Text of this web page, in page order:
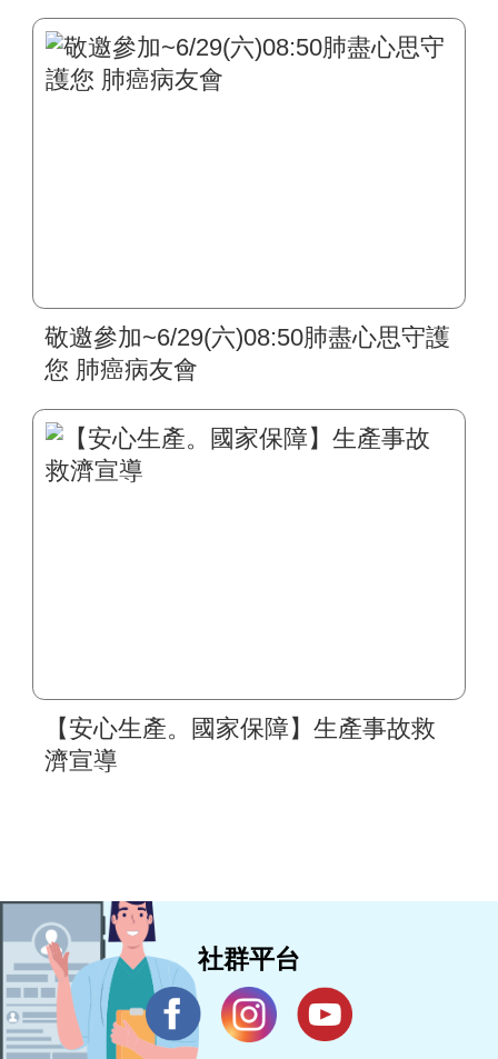
敬邀參加~6/29(六)08:50肺盡心思守護
您 肺癌病友會
【安心生產。國家保障】生產事故救
濟宣導
社群平台